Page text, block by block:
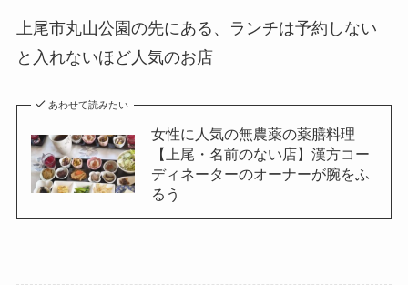
上尾市丸山公園の先にある、ランチは予約しない
と入れないほど人気のお店
あわせて読みたい
女性に人気の無農薬の薬膳料理
【上尾・名前のない店】漢方コー
ディネーターのオーナーが腕をふ
るう